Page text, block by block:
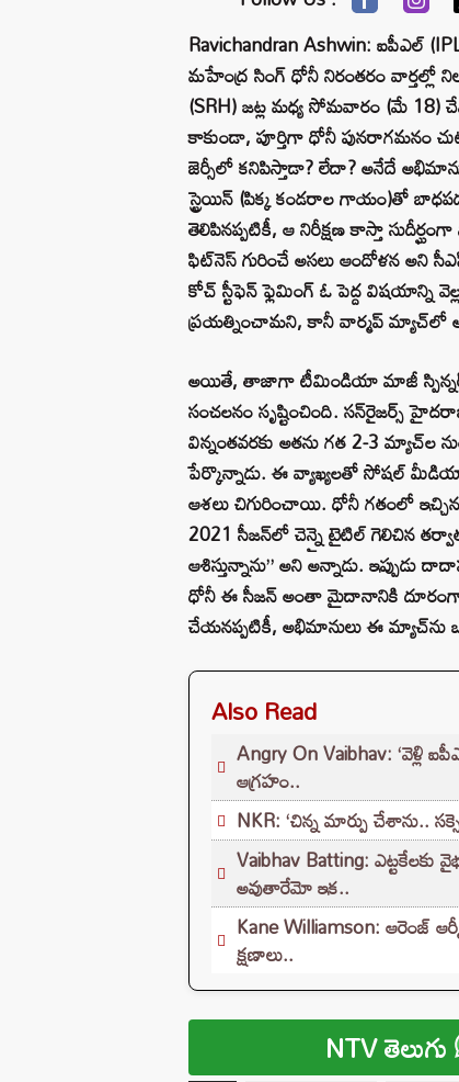
Ravichandran Ashwin: ఐపీఎల్
మహేంద్ర సింగ్ ధోనీ నిరంతరం వార్తల్లో
(SRH) జట్ల మధ్య సోమవారం (మే
కాకుండా, పూర్తిగా ధోనీ పునరాగమనం
జెర్సీలో కనిపిస్తాడా? లేదా? అనేదే
స్ట్రెయిన్ (పిక్క కండరాల గాయం)తో
తెలిపినప్పటికీ, ఆ నిరీక్షణ కాస్తా
ఫిట్‌నెస్ గురించే అసలు ఆందోళన అని
కోచ్ స్టీఫెన్ ఫ్లెమింగ్ ఓ పెద్ద విషయాన్ని
ప్రయత్నించామని, కానీ వార్మప్ మ్యాచ్‌లో
అయితే, తాజాగా టీమిండియా మాజీ స్పిన్నర్
సంచలనం సృష్టించింది. సన్‌రైజర్స్
విన్నంతవరకు అతను గత 2-3 మ్యాచ్‌ల
పేర్కొన్నాడు. ఈ వ్యాఖ్యలతో సోషల్
ఆశలు చిగురించాయి. ధోనీ గతంలో
2021 సీజన్‌లో చెన్నై టైటిల్ గెలిచిన
ఆశిస్తున్నాను” అని అన్నాడు.
ధోనీ ఈ సీజన్ అంతా మైదానానికి దూరంగా
చేయనప్పటికీ, అభిమానులు ఈ మ్యాచ్‌ను
Also Read
Angry On Vaibhav: ‘వెళ్లి
ఆగ్రహం..
NKR: ‘చిన్న మార్పు చేశాను..
Vaibhav Batting:
అవుతారేమో ఇక..
Kane Williamson: ఆరెంజ్
క్షణాలు..
NTV తెలుగు